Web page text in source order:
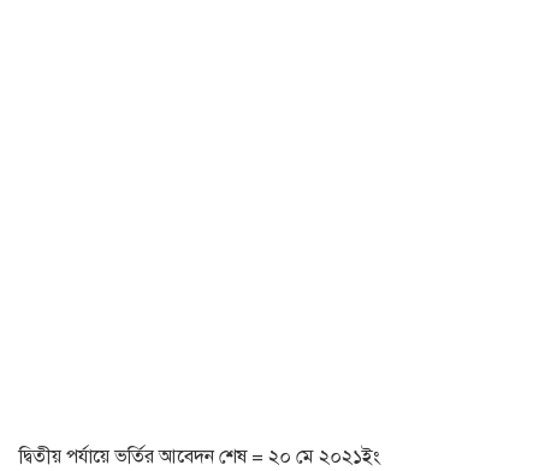
দ্বিতীয় পর্যায়ে ভর্তির আবেদন শেষ = ২০ মে ২০২১ইং